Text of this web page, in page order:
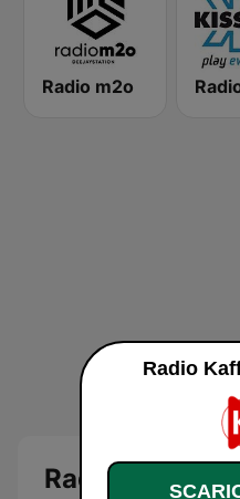
Radio m2o
Radio
Radio